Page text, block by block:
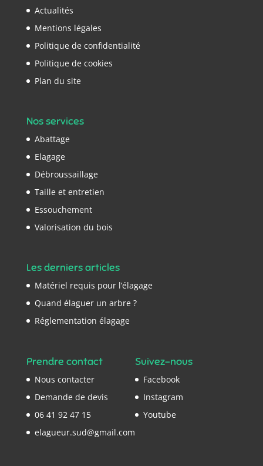
Actualités
Mentions légales
Politique de confidentialité
Politique de cookies
Plan du site
Nos services
Abattage
Elagage
Débroussaillage
Taille et entretien
Essouchement
Valorisation du bois
Les derniers articles
Matériel requis pour l’élagage
Quand élaguer un arbre ?
Réglementation élagage
Prendre contact
Nous contacter
Demande de devis
06 41 92 47 15
elagueur.sud@gmail.com
Suivez-nous
Facebook
Instagram
Youtube